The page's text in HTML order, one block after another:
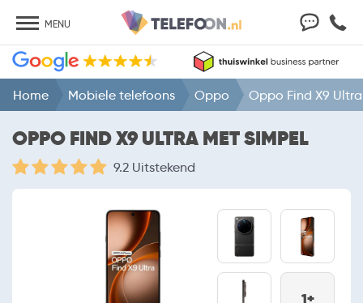
MENU
Home Mobiele telefoons Oppo Oppo Find X9 Ultra
OPPO FIND X9 ULTRA MET SIMPEL
9.2 Uitstekend
1+